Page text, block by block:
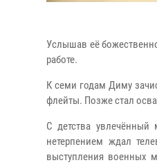
Услышав её
работе.
К семи годам Диму
флейты. Позже стал
С детства
нетерпением ждал
выступления военных